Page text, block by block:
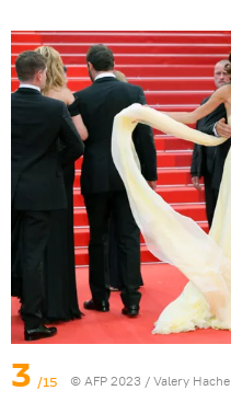
3 /15 © AFP 2023 / Valery Hache